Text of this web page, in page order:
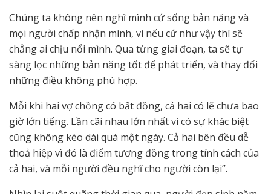
Chúng ta không nên nghĩ mình cứ sống bản năng và
mọi người chấp nhận mình, vì nếu cứ như vậy thì sẽ
chẳng ai chịu nổi mình. Qua từng giai đoạn, ta sẽ tự
sàng lọc những bản năng tốt để phát triển, và thay đổi
những điều không phù hợp.
Mỗi khi hai vợ chồng có bất đồng, cả hai có lẽ chưa bao
giờ lớn tiếng. Lần cãi nhau lớn nhất vì có sự khác biệt
cũng không kéo dài quá một ngày. Cả hai bên đều dễ
thoả hiệp vì đó là điểm tương đồng trong tính cách của
cả hai, và mỗi người đều nghĩ cho người còn lại”.